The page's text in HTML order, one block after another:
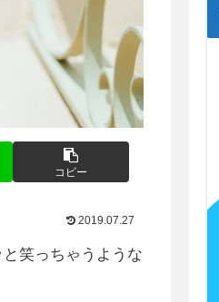
コピー
2019.07.27
笑っちゃうような